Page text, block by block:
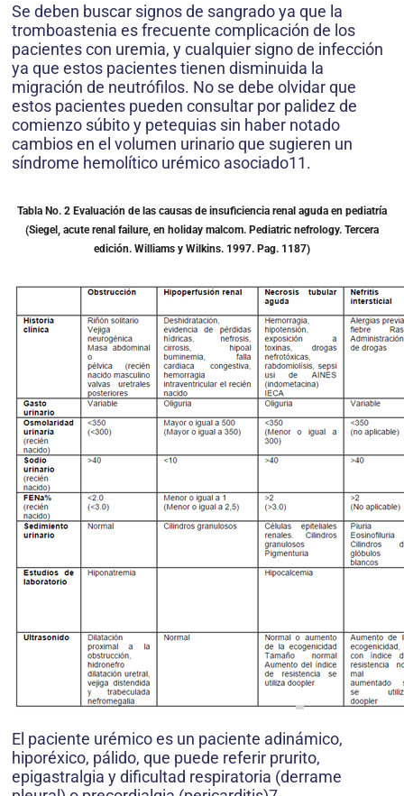
Se deben buscar signos de sangrado ya que la
tromboastenia es frecuente complicación de los
pacientes con uremia, y cualquier signo de infección
ya que estos pacientes tienen disminuida la
migración de neutrófilos. No se debe olvidar que
estos pacientes pueden consultar por palidez de
comienzo súbito y petequias sin haber notado
cambios en el volumen urinario que sugieren un
síndrome hemolítico urémico asociado11.
Tabla No. 2 Evaluación de las causas de insuficiencia renal aguda en pediatría
(Siegel, acute renal failure, en holiday malcom. Pediatric nefrology. Tercera
edición. Williams y Wilkins. 1997. Pag. 1187)
El paciente urémico es un paciente adinámico,
hiporéxico, pálido, que puede referir prurito,
epigastralgia y dificultad respiratoria (derrame